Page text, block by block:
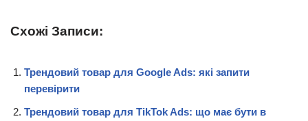
Схожі Записи:
Трендовий товар для Google Ads: які запити
перевірити
Трендовий товар для TikTok Ads: що має бути в